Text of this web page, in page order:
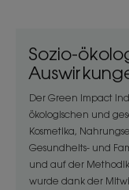
Vorteil
Eine
natürlichen
schützen.
Nutzen
Sozio-
Der Green Impact
ökologischen und
Kosmetika,
Gesundheits- und
und auf der Methodik
wurde dank der